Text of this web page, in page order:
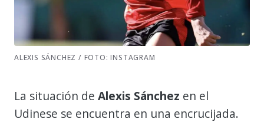
ALEXIS SÁNCHEZ / FOTO: INSTAGRAM
La situación de Alexis Sánchez en el
Udinese se encuentra en una encrucijada.